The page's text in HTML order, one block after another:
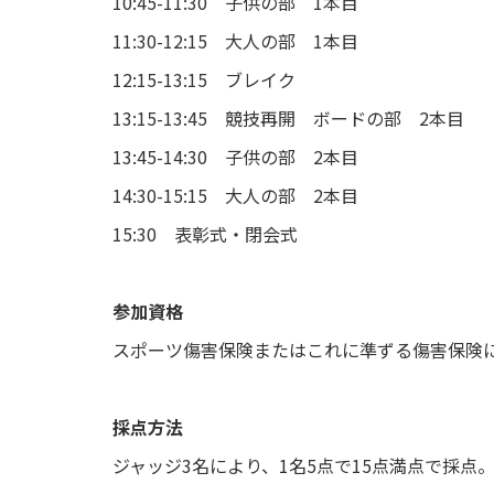
11:30-12:15 大人の部 1本目
12:15-13:15 ブレイク
13:15-13:45 競技再開 ボードの部 2本目
13:45-14:30 子供の部 2本目
14:30-15:15 大人の部 2本目
15:30 表彰式・閉会式
参加資格
スポーツ傷害保険またはこれに準ずる傷害保険
採点方法
ジャッジ3名により、1名5点で15点満点で採点。